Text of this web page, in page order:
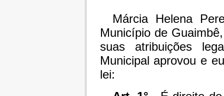
Márcia Helena
Município de
suas atribuições
Municipal aprovou e
lei: